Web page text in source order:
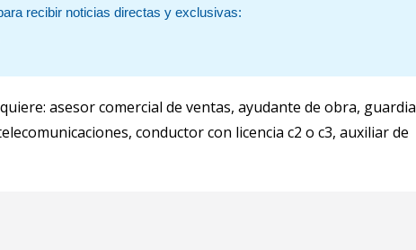
recibir noticias directas y exclusivas:
asesor comercial de ventas, ayudante de obra, guardia
conductor con licencia c2 o c3, auxiliar de